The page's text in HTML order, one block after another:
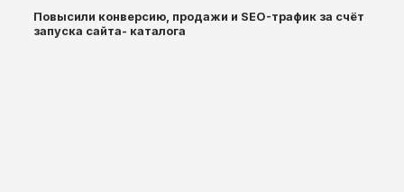
Повысили конверсию, продажи и SEO-трафик за счёт
запуска сайта- каталога